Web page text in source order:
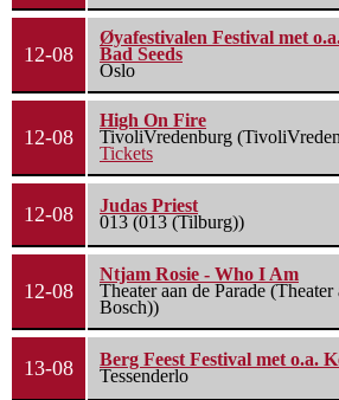
12-08
Øyafestivalen Festival met
Bad Seeds
Oslo
12-08
High On Fire
TivoliVredenburg
Tickets
12-08
Judas Priest
013 (013 (Tilburg))
12-08
Ntjam Rosie - Who I Am
Theater aan de Parade
Bosch))
13-08
Berg Feest Festival met o.a.
Tessenderlo